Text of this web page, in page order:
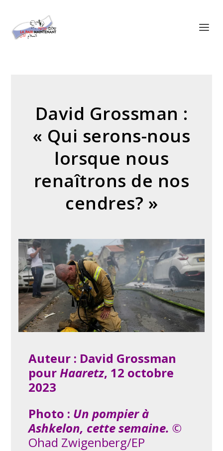
David Grossman :
« Qui serons-nous
lorsque nous
renaîtrons de nos
cendres? »
Auteur : David Grossman
pour Haaretz, 12 octobre
2023
Photo : Un pompier à
Ashkelon, cette semaine. ©
Ohad Zwigenberg/EP